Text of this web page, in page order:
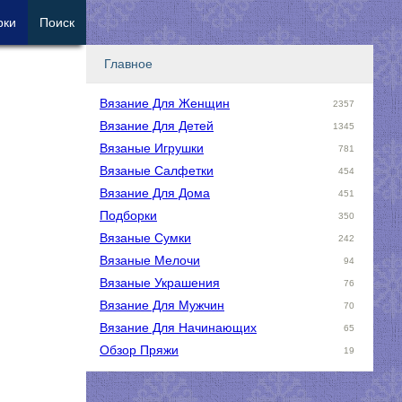
Главное
Вязание Для Женщин 2357
Вязание Для Детей 1345
Вязаные Игрушки 781
Вязаные Салфетки 454
Вязание Для Дома 451
Подборки 350
Вязаные Сумки 242
Вязаные Мелочи 94
Вязаные Украшения 76
Вязание Для Мужчин 70
Вязание Для Начинающих 65
Обзор Пряжи 19
Поиск